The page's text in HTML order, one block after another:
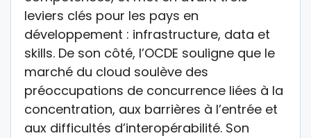
leviers clés pour les pays en
développement : infrastructure, data et
skills. De son côté, l’OCDE souligne que le
marché du cloud soulève des
préoccupations de concurrence liées à la
concentration, aux barrières à l’entrée et
aux difficultés d’interopérabilité. Son